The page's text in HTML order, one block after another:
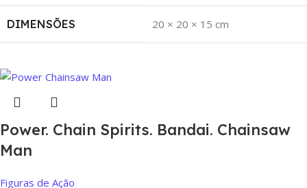
DIMENSÕES 20 × 20 × 15 cm
Power. Chain Spirits. Bandai. Chainsaw
Man
Figuras de Ação